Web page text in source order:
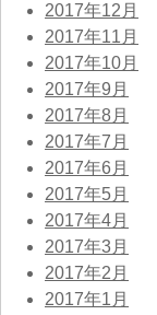
2017年12月
2017年11月
2017年10月
2017年9月
2017年8月
2017年7月
2017年6月
2017年5月
2017年4月
2017年3月
2017年2月
2017年1月